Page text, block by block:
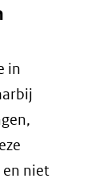
in
en niet